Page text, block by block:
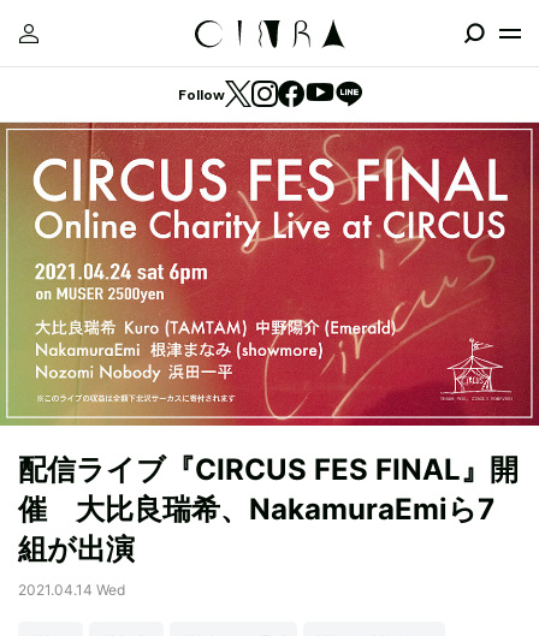
Follow
配信ライブ『CIRCUS FES FINAL』開
催 大比良瑞希、NakamuraEmiら7
組が出演
2021.04.14 Wed